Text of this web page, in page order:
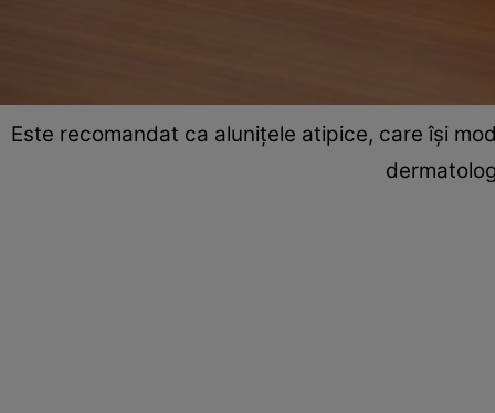
Este recomandat ca aluniţele atipice, care îşi